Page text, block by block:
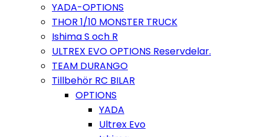
YADA-OPTIONS
THOR 1/10 MONSTER TRUCK
Ishima S och R
ULTREX EVO OPTIONS Reservdelar.
TEAM DURANGO
Tillbehör RC BILAR
OPTIONS
YADA
Ultrex Evo